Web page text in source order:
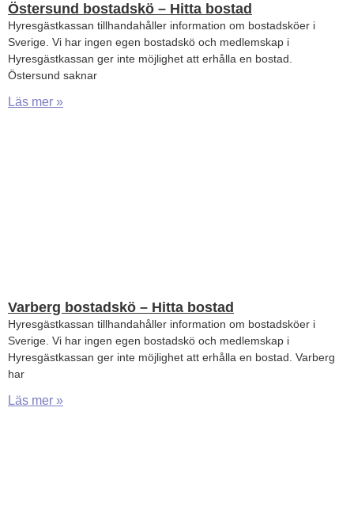
Östersund bostadskö – Hitta bostad
Hyresgästkassan tillhandahåller information om bostadsköer i
Sverige. Vi har ingen egen bostadskö och medlemskap i
Hyresgästkassan ger inte möjlighet att erhålla en bostad.
Östersund saknar
Läs mer »
Varberg bostadskö – Hitta bostad
Hyresgästkassan tillhandahåller information om bostadsköer i
Sverige. Vi har ingen egen bostadskö och medlemskap i
Hyresgästkassan ger inte möjlighet att erhålla en bostad. Varberg
har
Läs mer »